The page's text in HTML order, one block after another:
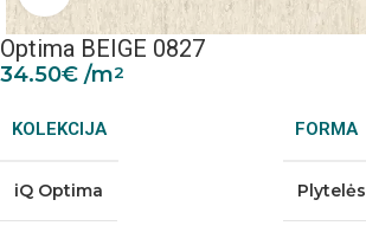
Optima BEIGE 0827
34.50€ /m2
KOLEKCIJA
iQ Optima
FORMA
Plytelės